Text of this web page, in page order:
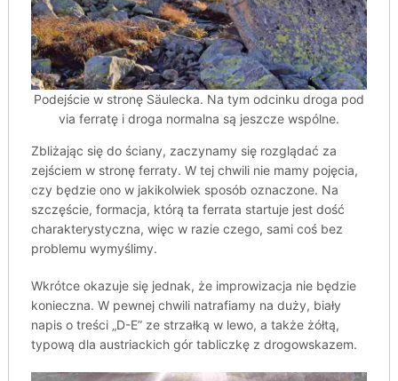
Podejście w stronę Säulecka. Na tym odcinku droga pod
via ferratę i droga normalna są jeszcze wspólne.
Zbliżając się do ściany, zaczynamy się rozglądać za
zejściem w stronę ferraty. W tej chwili nie mamy pojęcia,
czy będzie ono w jakikolwiek sposób oznaczone. Na
szczęście, formacja, którą ta ferrata startuje jest dość
charakterystyczna, więc w razie czego, sami coś bez
problemu wymyślimy.
Wkrótce okazuje się jednak, że improwizacja nie będzie
konieczna. W pewnej chwili natrafiamy na duży, biały
napis o treści „D-E” ze strzałką w lewo, a także żółtą,
typową dla austriackich gór tabliczkę z drogowskazem.